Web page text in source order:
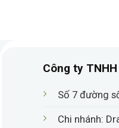
Công ty
Số 7 đường
Chi nhánh: